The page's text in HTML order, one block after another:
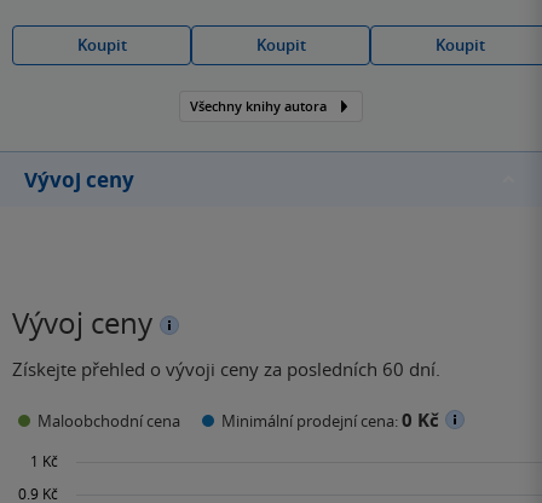
Koupit Koupit Koupit
Všechny knihy autora
Vývoj ceny
Vývoj ceny
Získejte přehled o vývoji ceny za posledních 60 dní.
Maloobchodní cena Minimální prodejní cena:0 Kč